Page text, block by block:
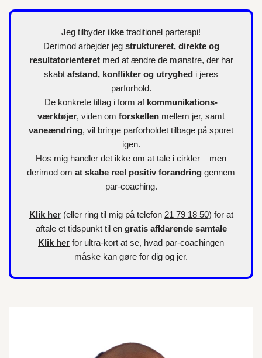
Jeg tilbyder ikke traditionel parterapi!
Derimod arbejder jeg struktureret, direkte og
resultatorienteretmed at ændre de mønstre, der har
skabt afstand, konflikter og utryghed i jeres
parforhold.
De konkrete tiltag i form af kommunikations-
værktøjer, viden om forskellen mellem jer, samt
vaneændring, vil bringe parforholdet tilbage på sporet
igen.
Hos mig handler det ikke om at tale i cirkler – men
derimod om at skabe reel positiv forandring gennem
par-coaching.
Klik her(eller ring til mig på telefon 21 79 18 50) for at
aftale et tidspunkt til en gratis afklarende samtale
Klik her for ultra-kort at se, hvad par-coachingen
måske kan gøre for dig og jer.